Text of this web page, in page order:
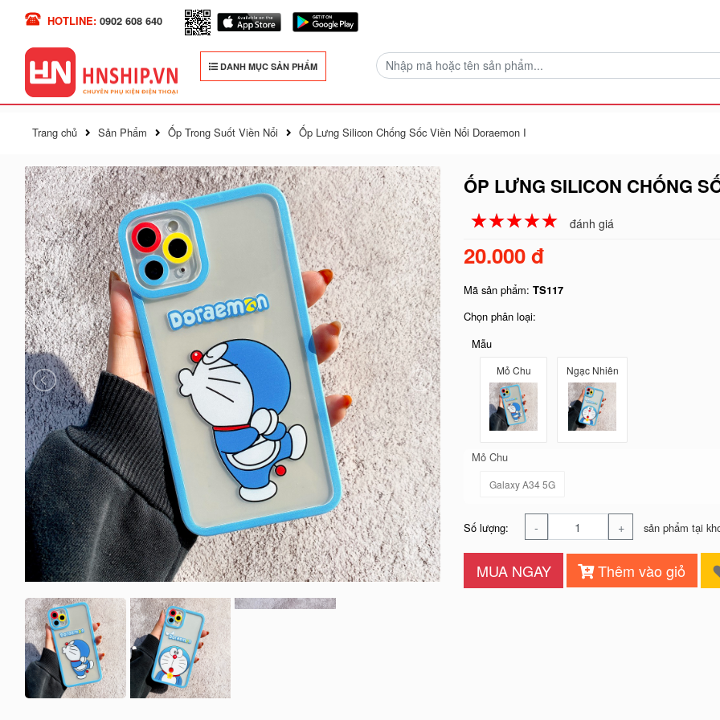
HOTLINE: 0902 608 640
DANH MỤC SẢN PHẨM
Trang chủ Sản Phẩm Ốp Trong Suốt Viền Nổi Ốp Lưng Silicon Chống Sốc Viền Nổi Doraemon I
ỐP LƯNG SILICON CHỐNG
☆☆☆☆☆
★★★★★ đánh giá
20.000 đ
Mã sản phẩm:TS117
Chọn phân loại:
Mẫu
Mỏ Chu Ngạc Nhiên
Mỏ Chu
Galaxy A34 5G
Số lượng: - + sản phẩm tại
MUA NGAY Thêm vào giỏ